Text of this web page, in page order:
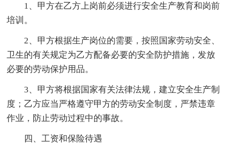
1、甲方在乙方上岗前必须进行安全生产教育和岗前
培训。
2、甲方根据生产岗位的需要，按照国家劳动安全、
卫生的有关规定为乙方配备必要的安全防护措施，发放
必要的劳动保护用品。
3、甲方将根据国家有关法律法规，建立安全生产制
度；乙方应当严格遵守甲方的劳动安全制度，严禁违章
作业，防止劳动过程中的事故。
四、工资和保险待遇